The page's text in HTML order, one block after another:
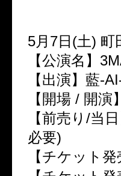
5月7日(土) 町
【公演名】
【出演】藍-
【開場 / 開演
【前売り/当
必要)
【チケット